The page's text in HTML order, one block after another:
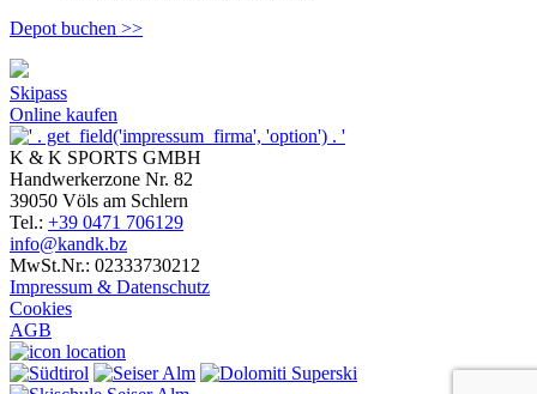
Depot buchen >>
Skipass
Online kaufen
K & K SPORTS GMBH
Handwerkerzone Nr. 82
39050 Völs am Schlern
Tel.: +39 0471 706129
info@kandk.bz
MwSt.Nr.: 02333730212
Impressum & Datenschutz
Cookies
AGB